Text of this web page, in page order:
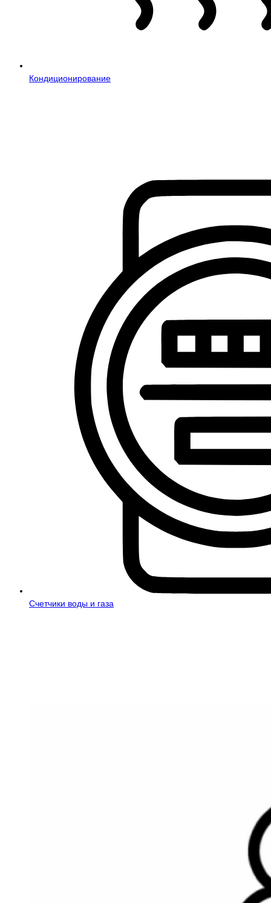
Кондиционирование
Счетчики воды и газа